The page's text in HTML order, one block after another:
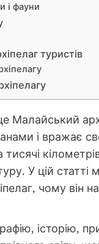
і фауни
туристів
Малайський
і вражає
У цій
чому він
історію,